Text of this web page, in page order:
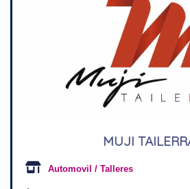
MUJI
Automovil / Talleres